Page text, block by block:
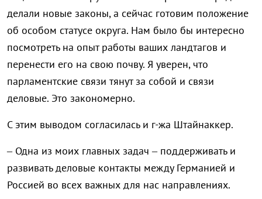
делали новые законы, а сейчас готовим положение
об особом статусе округа. Нам было бы интересно
посмотреть на опыт работы ваших ландтагов и
перенести его на свою почву. Я уверен, что
парламентские связи тянут за собой и связи
деловые. Это закономерно.
С этим выводом согласилась и г-жа Штайнаккер.
– Одна из моих главных задач – поддерживать и
развивать деловые контакты между Германией и
Россией во всех важных для нас направлениях.